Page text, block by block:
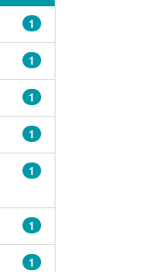
1
1
1
1
1
1
1